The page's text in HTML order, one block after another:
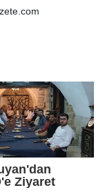
saldırılarını
Ziyaret